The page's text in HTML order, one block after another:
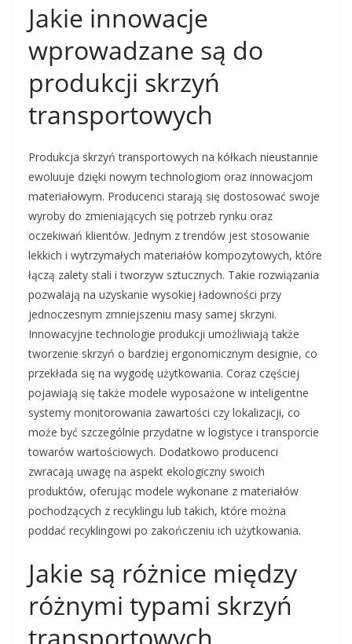
Jakie innowacje
wprowadzane są do
produkcji skrzyń
transportowych
Produkcja skrzyń transportowych na kółkach nieustannie
ewoluuje dzięki nowym technologiom oraz innowacjom
materiałowym. Producenci starają się dostosować swoje
wyroby do zmieniających się potrzeb rynku oraz
oczekiwań klientów. Jednym z trendów jest stosowanie
lekkich i wytrzymałych materiałów kompozytowych, które
łączą zalety stali i tworzyw sztucznych. Takie rozwiązania
pozwalają na uzyskanie wysokiej ładowności przy
jednoczesnym zmniejszeniu masy samej skrzyni.
Innowacyjne technologie produkcji umożliwiają także
tworzenie skrzyń o bardziej ergonomicznym designie, co
przekłada się na wygodę użytkowania. Coraz częściej
pojawiają się także modele wyposażone w inteligentne
systemy monitorowania zawartości czy lokalizacji, co
może być szczególnie przydatne w logistyce i transporcie
towarów wartościowych. Dodatkowo producenci
zwracają uwagę na aspekt ekologiczny swoich
produktów, oferując modele wykonane z materiałów
pochodzących z recyklingu lub takich, które można
poddać recyklingowi po zakończeniu ich użytkowania.
Jakie są różnice między
różnymi typami skrzyń